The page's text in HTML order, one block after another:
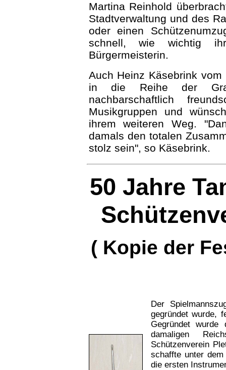
Martina Reinhold
Stadtverwaltung und des
oder einen
schnell, wie wichtig
Bürgermeisterin.
Auch Heinz Käsebrink
in die Reihe der
nachbarschaftlich
Musikgruppen und
ihrem weiteren Weg.
damals den totalen
stolz sein", so Käsebrink.
50 Jahre
( Kopie der
Der
gegründet wurde,
Gegründet wurde
damaligen
Schützenverein
schaffte unter
die ersten